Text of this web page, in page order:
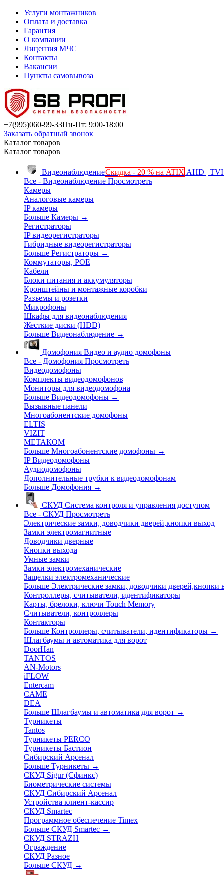
Услуги монтажников
Оплата и доставка
Гарантия
О компании
Лицензия МЧС
Контакты
Вакансии
Пункты самовывоза
+7(995)060-99-33Пн-Пт: 9:00-18:00
Заказать обратный звонок
Каталог товаров
Каталог товаров
ВидеонаблюдениеСкидка - 20 % на ATIX AHD |
Все - Видеонаблюдение Просмотреть
Камеры
Аналоговые камеры
IP камеры
Больше Камеры →
Регистраторы
IP видеорегистраторы
Гибридные видеорегистраторы
Больше Регистраторы →
Коммутаторы, POE
Кабели
Блоки питания и аккумуляторы
Кронштейны и монтажные коробки
Разъемы и розетки
Микрофоны
Шкафы для видеонаблюдения
Жесткие диски (HDD)
Больше Видеонаблюдение →
Домофония Видео и аудио домофоны
Все - Домофония Просмотреть
Видеодомофоны
Комплекты видеодомофонов
Мониторы для видеодомофона
Больше Видеодомофоны →
Вызывные панели
Многоабонентские домофоны
ELTIS
VIZIT
МЕТАКОМ
Больше Многоабонентские домофоны →
IP Видеодомофоны
Аудиодомофоны
Дополнительные трубки к видеодомофонам
Больше Домофония →
СКУД Система контроля и управления доступом
Все - СКУД Просмотреть
Электрические замки, доводчики дверей,кнопки выход
Замки электромагнитные
Доводчики дверные
Кнопки выхода
Умные замки
Замки электромеханические
Защелки электромеханические
Больше Электрические замки, доводчики дверей,кнопки
Контроллеры, считыватели, идентификаторы
Карты, брелоки, ключи Touch Memory
Считыватели, контроллеры
Контакторы
Больше Контроллеры, считыватели, идентификаторы →
Шлагбаумы и автоматика для ворот
DoorHan
TANTOS
AN-Motors
iFLOW
Entercam
CAME
DEA
Больше Шлагбаумы и автоматика для ворот →
Турникеты
Tantos
Турникеты PERCO
Турникеты Бастион
Сибирский Арсенал
Больше Турникеты →
СКУД Sigur (Сфинкс)
Биометрические системы
СКУД Сибирский Арсенал
Устройства клиент-кассир
СКУД Smartec
Программное обеспечение Timex
Больше СКУД Smartec →
СКУД STRAZH
Ограждение
СКУД Разное
Больше СКУД →